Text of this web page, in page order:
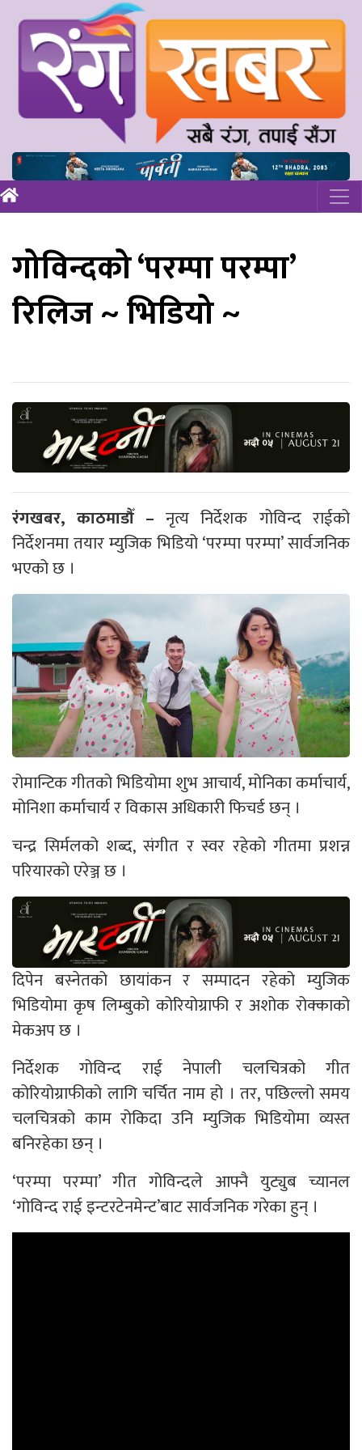
गोविन्दको ‘परम्पा परम्पा’
रिलिज ~ भिडियो ~
रंगखबर, काठमाडौँ – नृत्य निर्देशक गोविन्द राईको
निर्देशनमा तयार म्युजिक भिडियो ‘परम्पा परम्पा’ सार्वजनिक
भएको छ ।
रोमान्टिक गीतको भिडियोमा शुभ आचार्य, मोनिका कर्माचार्य,
मोनिशा कर्माचार्य र विकास अधिकारी फिचर्ड छन् ।
चन्द्र सिर्मलको शब्द, संगीत र स्वर रहेको गीतमा प्रशन्न
परियारको एरेञ्ज छ ।
दिपेन बस्नेतको छायांकन र सम्पादन रहेको म्युजिक
भिडियोमा कृष लिम्बुको कोरियोग्राफी र अशोक रोक्काको
मेकअप छ ।
निर्देशक गोविन्द राई नेपाली चलचित्रको गीत
कोरियोग्राफीको लागि चर्चित नाम हो । तर, पछिल्लो समय
चलचित्रको काम रोकिदा उनि म्युजिक भिडियोमा व्यस्त
बनिरहेका छन् ।
‘परम्पा परम्पा’ गीत गोविन्दले आफ्नै युट्युब च्यानल
‘गोविन्द राई इन्टरटेनमेन्ट’बाट सार्वजनिक गरेका हुन् ।